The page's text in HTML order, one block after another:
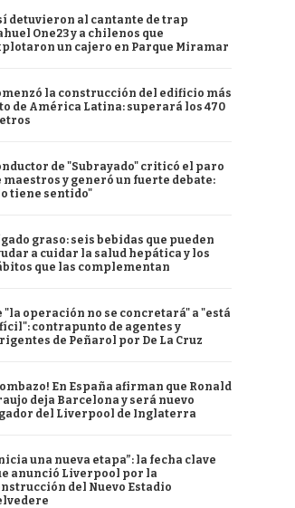
detuvieron al cantante de trap
One23 y a chilenos que
un cajero en Parque Miramar
la construcción del edificio más
de América Latina: superará los 470
de "Subrayado" criticó el paro
maestros y generó un fuerte debate:
tiene sentido"
graso: seis bebidas que pueden
a cuidar la salud hepática y los
que las complementan
"la operación no se concretará" a "está
contrapunto de agentes y
de Peñarol por De La Cruz
En España afirman que Ronald
deja Barcelona y será nuevo
del Liverpool de Inglaterra
una nueva etapa”: la fecha clave
anunció Liverpool por la
del Nuevo Estadio